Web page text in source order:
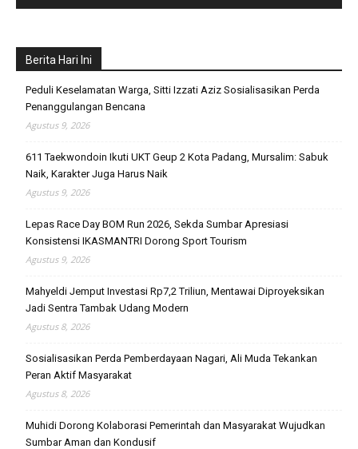
Berita Hari Ini
Peduli Keselamatan Warga, Sitti Izzati Aziz Sosialisasikan Perda
Penanggulangan Bencana
Agustus 9, 2026
611 Taekwondoin Ikuti UKT Geup 2 Kota Padang, Mursalim: Sabuk
Naik, Karakter Juga Harus Naik
Agustus 9, 2026
Lepas Race Day BOM Run 2026, Sekda Sumbar Apresiasi
Konsistensi IKASMANTRI Dorong Sport Tourism
Agustus 9, 2026
Mahyeldi Jemput Investasi Rp7,2 Triliun, Mentawai Diproyeksikan
Jadi Sentra Tambak Udang Modern
Agustus 8, 2026
Sosialisasikan Perda Pemberdayaan Nagari, Ali Muda Tekankan
Peran Aktif Masyarakat
Agustus 8, 2026
Muhidi Dorong Kolaborasi Pemerintah dan Masyarakat Wujudkan
Sumbar Aman dan Kondusif